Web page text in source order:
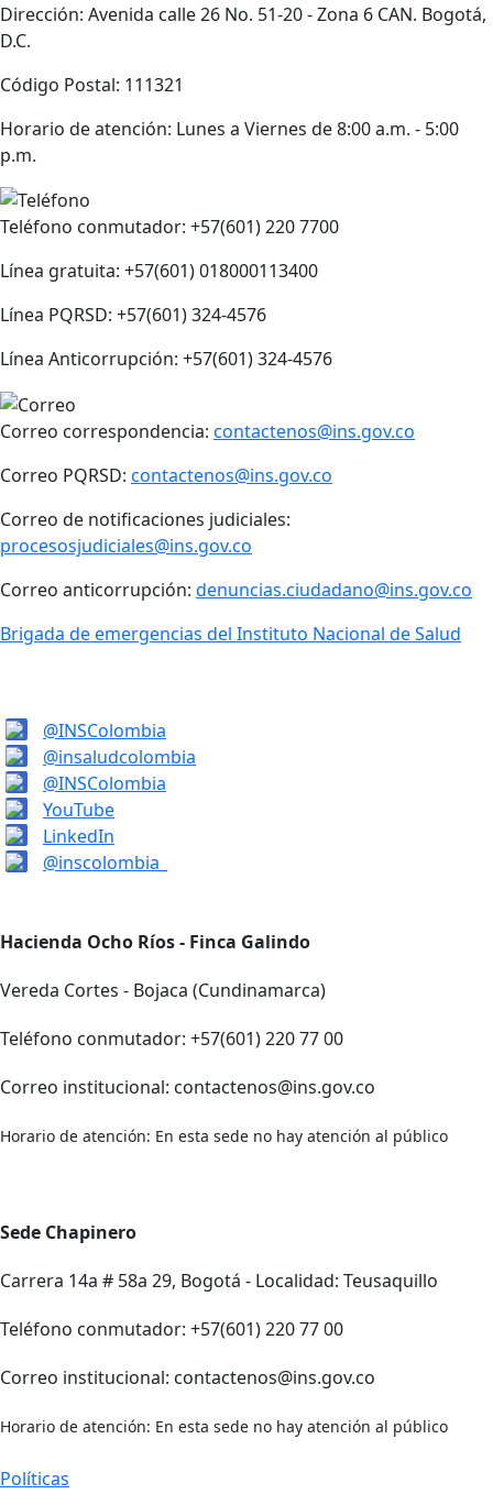
Dirección: Avenida calle 26 No. 51-20 - Zona 6 CAN. Bogotá,
D.C.
Código Postal: 111321
Horario de atención: Lunes a Viernes de 8:00 a.m. - 5:00
p.m.
Teléfono conmutador: +57(601) 220 7700
Línea gratuita: +57(601) 018000113400
Línea PQRSD: +57(601) 324-4576
Línea Anticorrupción: +57(601) 324-4576
Correo correspondencia: contactenos@ins.gov.co
Correo PQRSD: contactenos@ins.gov.co
Correo de notificaciones judiciales:
procesosjudiciales@ins.gov.co
Correo anticorrupción: denuncias.ciudadano@ins.gov.co
Brigada de emergencias del Instituto Nacional de Salud
@INSColombia
@insaludcolombia
@INSColombia
YouTube
LinkedIn
@inscolombia_
Hacienda Ocho Ríos - Finca Galindo
Vereda Cortes - Bojaca (Cundinamarca)
Teléfono conmutador: +57(601) 220 77 00
Correo institucional: contactenos@ins.gov.co
Horario de atención: En esta sede no hay atención al público
Sede Chapinero
Carrera 14a # 58a 29, Bogotá - Localidad: Teusaquillo
Teléfono conmutador: +57(601) 220 77 00
Correo institucional: contactenos@ins.gov.co
Horario de atención: En esta sede no hay atención al público
Políticas